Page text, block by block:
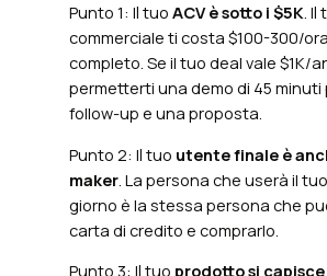
Punto 1: Il tuoACV è sotto i $5K. Il
commerciale ti costa $100-300/
completo. Se il tuo deal vale $1K/
permetterti una demo di 45 minuti
follow-up e una proposta.
Punto 2: Il tuo utente finale è
maker . La persona che userà il
giorno è la stessa persona che
carta di credito e comprarlo.
Punto 3: Il tuo prodotto si